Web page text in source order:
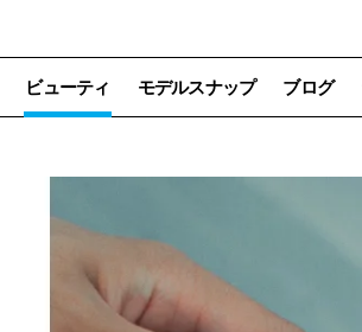
ビューティ モデルスナップ ブログ